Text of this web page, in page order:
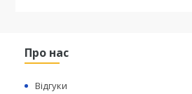
Про нас
Відгуки